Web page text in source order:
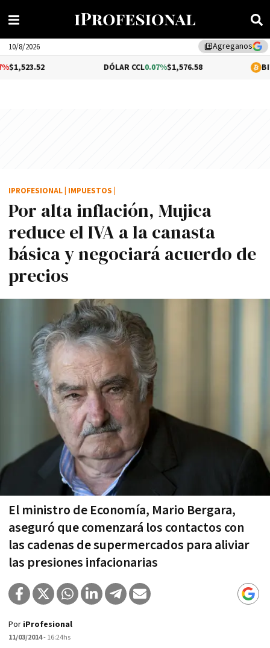
library_addAgreganos
10/8/2026
0.07%$1,576.58 BITCOIN
Por alta inflación, Mujica
reduce el IVA a la canasta
básica y negociará acuerdo de
precios
El ministro de Economía, Mario Bergara,
aseguró que comenzará los contactos con
las cadenas de supermercados para aliviar
las presiones infacionarias
IPROFESIONAL IMPUESTOS
Por iProfesional
11/03/2014- 16:24hs